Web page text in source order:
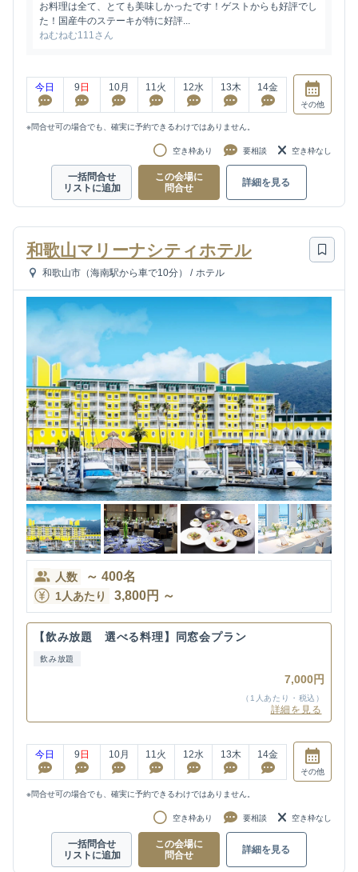
お料理は全て、とても美味しかったです！ゲストからも好評でし
た！国産牛のステーキが特に好評...
ねむねむ111さん
今日 9 日 10月 11火 12水 13木 14金
その他
※問合せ可の場合でも、確実に予約できるわけではありません。
空き枠あり 要相談 空き枠なし
一括問合せ
リストに追加
この会場に
問合せ
詳細を見る
和歌山マリーナシティホテル
和歌山市（海南駅から車で10分） / ホテル
人数 ～ 400名
1人あたり 3,800円 ～
【飲み放題 選べる料理】同窓会プラン
飲み放題
7,000円
（1人あたり・税込）
詳細を見る
今日 9 日 10月 11 火 12水 13木 14金
その他
※問合せ可の場合でも、確実に予約できるわけではありません。
空き枠あり 要相談 空き枠なし
一括問合せ
リストに追加
この会場に
問合せ
詳細を見る